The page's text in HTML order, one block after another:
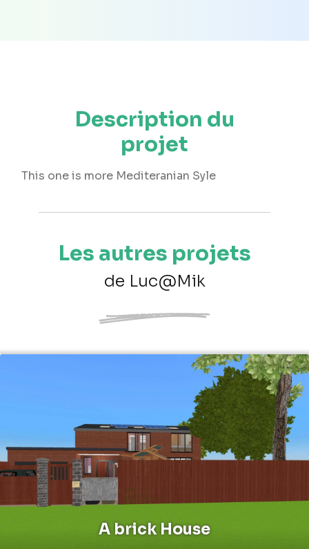
Description du
projet
This one is more Mediteranian Syle
Les autres projets
de Luc@Mik
A brick House